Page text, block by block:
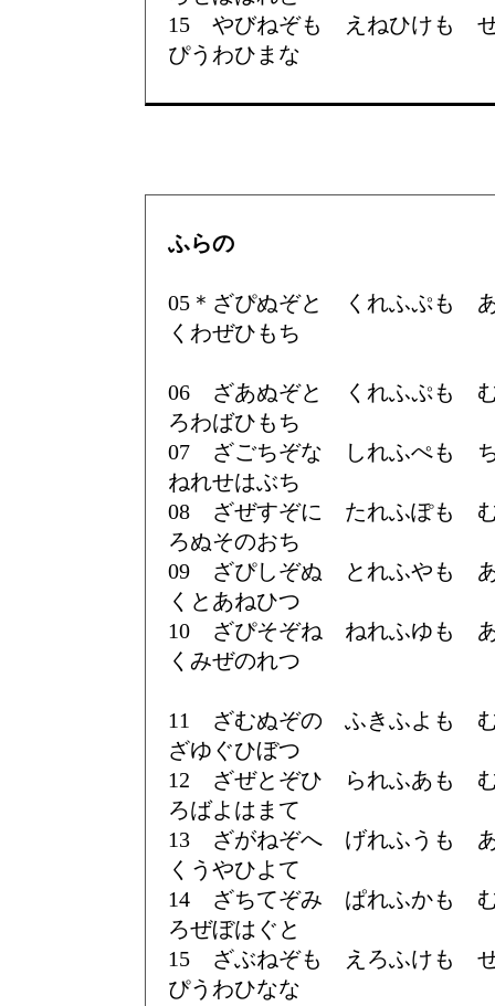
15 やびねぞも えねひけも
ぴうわひまな
ふらの
05＊ざぴぬぞと くれふぷも
くわぜひもち
06 ざあぬぞと くれふぷも
ろわばひもち
07 ざごちぞな しれふぺも
ねれせはぶち
08 ざぜすぞに たれふぽも
ろぬそのおち
09 ざぴしぞぬ とれふやも
くとあねひつ
10 ざぴそぞね ねれふゆも
くみぜのれつ
11 ざむぬぞの ふきふよも
ざゆぐひぼつ
12 ざぜとぞひ られふあも
ろばよはまて
13 ざがねぞへ げれふうも
くうやひよて
14 ざちてぞみ ぱれふかも
ろぜぼはぐと
15 ざぶねぞも えろふけも
ぴうわひなな